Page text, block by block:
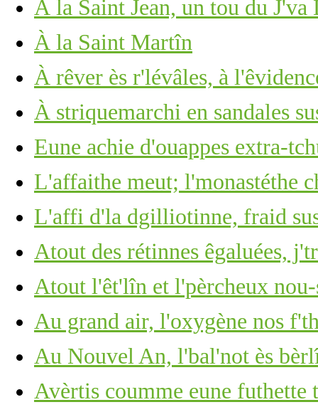
À la Saint Jean, un tou du
À la Saint Martîn
À rêver ès r'lévâles, à
À striquemarchi en sandales
Eune achie d'ouappes extra-
L'affaithe meut; l'monastéthe
L'affi d'la dgilliotinne, fraid
Atout des rétinnes êgaluées,
Atout l'êt'lîn et l'pèrcheux
Au grand air, l'oxygène nos
Au Nouvel An, l'bal'not ès
Avèrtis coumme eune futhette